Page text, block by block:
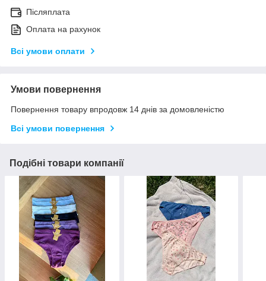
Післяплата
Оплата на рахунок
Всі умови оплати
Умови повернення
Повернення товару впродовж 14 днів за домовленістю
Всі умови повернення
Подібні товари компанії